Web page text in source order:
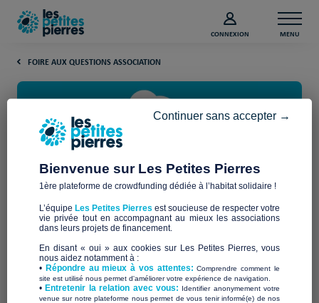
CONNEXION MENU
FOIRE AUX QUESTIONS ASSOCIATION
Les 5 outils de communication
gratuits pour les associations
Bienvenue sur Les Petites Pierres
1ère plateforme de crowdfunding dédiée à l’habitat solidaire !
L’équipe Les Petites Pierres est soucieuse de respecter votre
vie privée tout en accompagnant au mieux les associations
dans leurs projets de financement.
En disant « oui » aux cookies sur Les Petites Pierres, vous
nous aidez notamment à :
• Répondre au mieux à vos attentes:Comprendre comment le
site est utilisé nous permet d'améliorer votre expérience de navigation.
•Entretenir la relation avec vous: Identifier anonymement votre
venue sur notre plateforme nous permet de vous tenir informé(e) de nos
Continuer sans accepter →